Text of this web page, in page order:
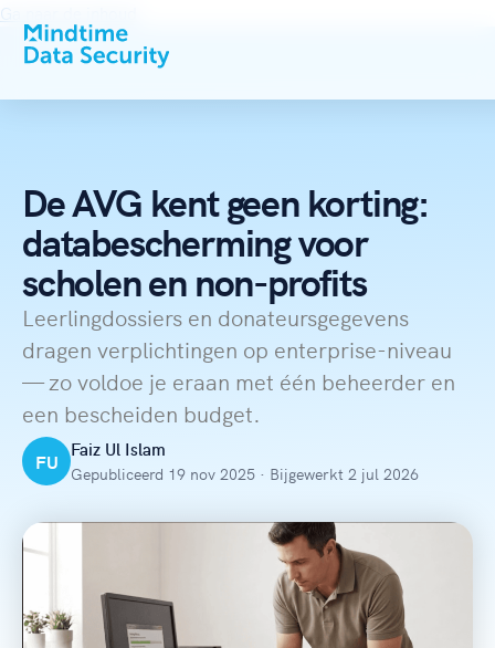
Ga naar de inhoud
De AVG kent geen korting:
databescherming voor
scholen en non-profits
Leerlingdossiers en donateursgegevens
dragen verplichtingen op enterprise-niveau
— zo voldoe je eraan met één beheerder en
een bescheiden budget.
FU
Faiz Ul Islam
Gepubliceerd 19 nov 2025 · Bijgewerkt 2 jul 2026